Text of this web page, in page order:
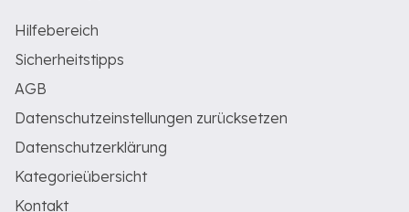
Hilfebereich
Sicherheitstipps
AGB
Datenschutzeinstellungen zurücksetzen
Datenschutzerklärung
Kategorieübersicht
Kontakt